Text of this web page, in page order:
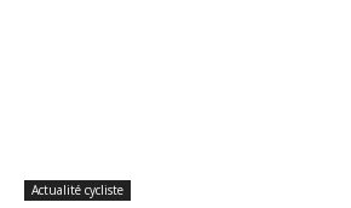
Actualité cycliste